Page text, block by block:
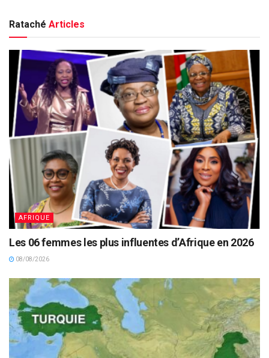
Rataché Articles
AFRIQUE
Les 06 femmes les plus influentes d’Afrique en 2026
08/08/2026